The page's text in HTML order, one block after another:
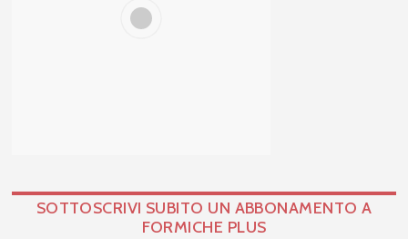
SOTTOSCRIVI SUBITO UN ABBONAMENTO A
FORMICHE PLUS